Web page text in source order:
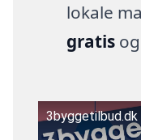
lokale
gratisog